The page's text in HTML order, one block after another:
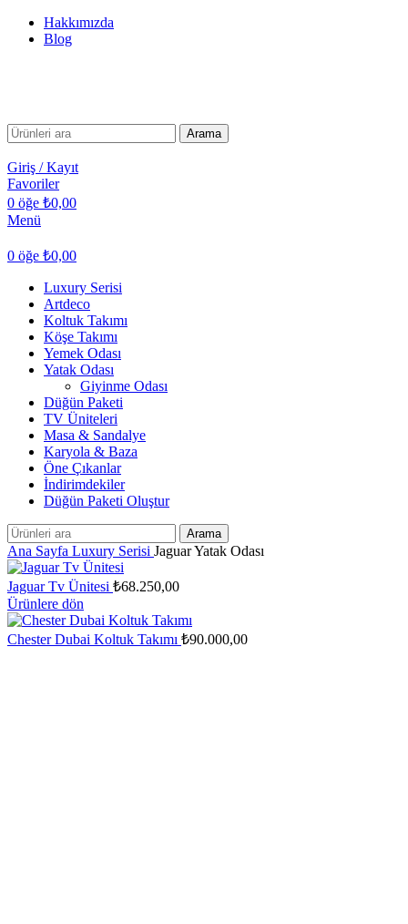
Hakkımızda
Blog
Arama
Giriş / Kayıt
Favoriler
0 öğe ₺0,00
Menü
0 öğe ₺0,00
Luxury Serisi
Artdeco
Koltuk Takımı
Köşe Takımı
Yemek Odası
Yatak Odası
Giyinme Odası
Düğün Paketi
TV Üniteleri
Masa & Sandalye
Karyola & Baza
Öne Çıkanlar
İndirimdekiler
Düğün Paketi Oluştur
Arama
Ana Sayfa Luxury Serisi Jaguar Yatak Odası
Jaguar Tv Ünitesi ₺68.250,00
Ürünlere dön
Chester Dubai Koltuk Takımı ₺90.000,00